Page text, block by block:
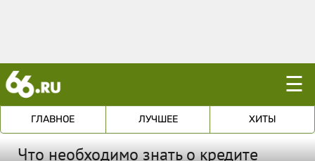
☰
ГЛАВНОЕ ЛУЧШЕЕ ХИТЫ
Что необходимо знать о кредите